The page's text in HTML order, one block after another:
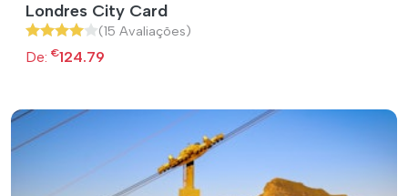
Londres City Card
(15 Avaliações)
De: €124.79